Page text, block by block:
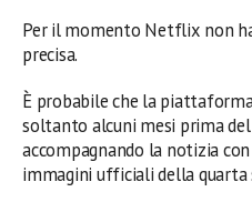
Per il momento Netflix non
precisa.
È probabile che la
soltanto alcuni mesi prima
accompagnando la notizia
immagini ufficiali della quarta